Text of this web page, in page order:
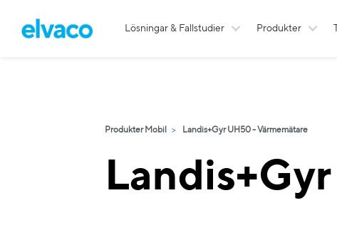
Lösningar & Fallstudier Produkter
Produkter Mobil Landis+Gyr UH50 - Värmemätare